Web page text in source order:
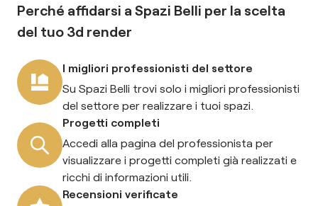
Perché affidarsi a Spazi Belli per la scelta
del tuo 3d render
I migliori professionisti del settore
Su Spazi Belli trovi solo i migliori professionisti
del settore per realizzare i tuoi spazi.
Progetti completi
Accedi alla pagina del professionista per
visualizzare i progetti completi già realizzati e
ricchi di informazioni utili.
Recensioni verificate